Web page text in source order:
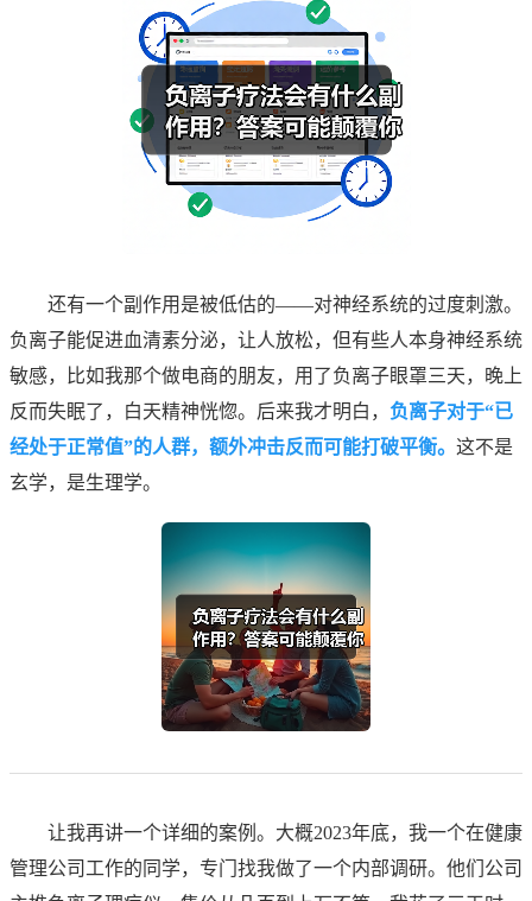
还有一个副作用是被低估的——对神经系统的过度刺激。
负离子能促进血清素分泌，让人放松，但有些人本身神经系统
敏感，比如我那个做电商的朋友，用了负离子眼罩三天，晚上
反而失眠了，白天精神恍惚。后来我才明白， 负离子对于“已
经处于正常值”的人群，额外冲击反而可能打破平衡。 这不是
玄学，是生理学。
让我再讲一个详细的案例。大概2023年底，我一个在健康
管理公司工作的同学，专门找我做了一个内部调研。他们公司